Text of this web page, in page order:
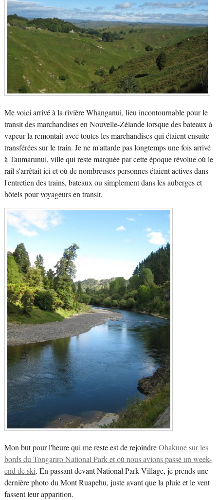
Me voici arrivé à la rivière Whanganui, lieu incontournable pour le
transit des marchandises en Nouvelle-Zélande lorsque des bateaux à
vapeur la remontait avec toutes les marchandises qui étaient ensuite
transférées sur le train. Je ne m'attarde pas longtemps une fois arrivé
à Taumarunui, ville qui reste marquée par cette époque révolue où le
rail s'arrêtait ici et où de nombreuses personnes étaient actives dans
l'entretien des trains, bateaux ou simplement dans les auberges et
hôtels pour voyageurs en transit.
Mon but pour l'heure qui me reste est de rejoindreOhakune sur les
bords du Tongariro National Park et où nous avions passé un week-
end de ski. En passant devant National Park Village, je prends une
dernière photo du Mont Ruapehu, juste avant que la pluie et le vent
fassent leur apparition.